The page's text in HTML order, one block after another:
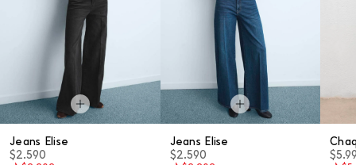
Jeans Elise
$2.590
Jeans Elise
$2.590